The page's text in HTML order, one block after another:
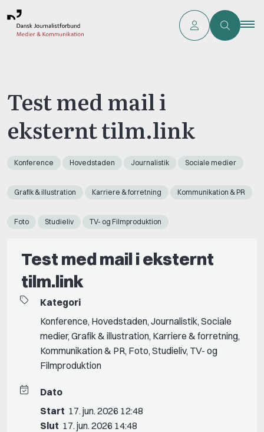
Test med mail i
eksternt tilm.link
Konference Hovedstaden Journalistik Sociale medier
Grafik & illustration Karriere & forretning Kommunikation & PR
Foto Studieliv TV- og Filmproduktion
Test med mail i eksternt
tilm.link
Kategori
Konference, Hovedstaden, Journalistik, Sociale
medier, Grafik & illustration, Karriere & forretning,
Kommunikation & PR, Foto, Studieliv, TV- og
Filmproduktion
Dato
Start 17. jun. 2026 12:48
Slut 17. jun. 2026 14:48